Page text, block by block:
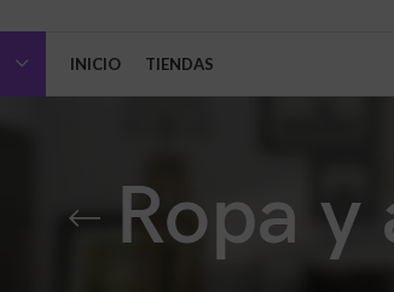
INICIO TIENDAS
Ropa y